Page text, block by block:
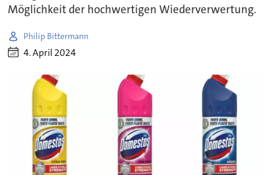
Möglichkeit der hochwertigen Wiederverwertung.
Philip Bittermann
4. April 2024